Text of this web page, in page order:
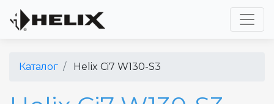
Каталог Helix Ci7 W130-S3